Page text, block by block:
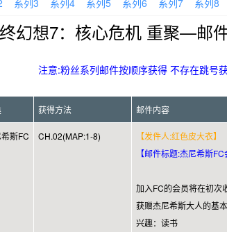
系列3 系列4 系列5 系列6 系列7 系列8
幻想7：核心危机 重聚—邮
注意:粉丝系列邮件按顺序获得 不存在跳号
获得方法 邮件内容
斯FC CH.02(MAP:1-8)
【发件人:红色皮大衣】
【邮件标题:杰尼希斯FC
加入FC的会员将在初次
获赠杰尼希斯大人的基本
兴趣：读书